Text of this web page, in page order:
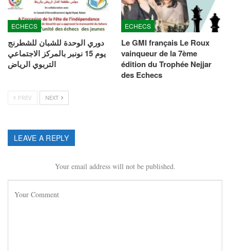
ECHECS
دوري الوحدة للشبان للشطرنج
يوم 15 نونبر بالمركز الاجتماعي
التربوي الرياض
ECHECS
Le GMI français Le Roux
vainqueur de la 7ème
édition du Trophée Nejjar
des Echecs
PREV NEXT
LEAVE A REPLY
Your email address will not be published.